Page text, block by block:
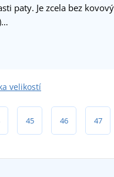
paty. Je zcela bez
velikostí
45 46 47